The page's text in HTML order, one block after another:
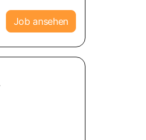
Job ansehen